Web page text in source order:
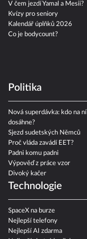
V čem jezdí Yamal a Mesii?
Kvízy pro seniory
Kalendář úplňků 2026
Co je bodycount?
Politika
Nová superdávka: kdo na ní
dosáhne?
Sjezd sudetských Němců
Proč vláda zavádí EET?
Padni komu padni
Výpověď z práce vzor
Divoký kačer
Technologie
SpaceX na burze
Nejlepší telefony
Nejlepší AI zdarma